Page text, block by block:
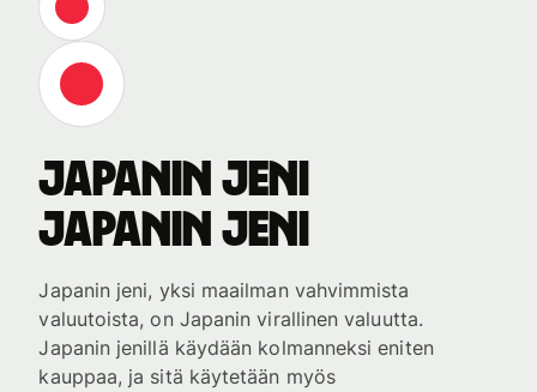
Japanin jeni
Japanin jeni
Japanin jeni, yksi maailman vahvimmista
valuutoista, on Japanin virallinen valuutta.
Japanin jenillä käydään kolmanneksi eniten
kauppaa, ja sitä käytetään myös